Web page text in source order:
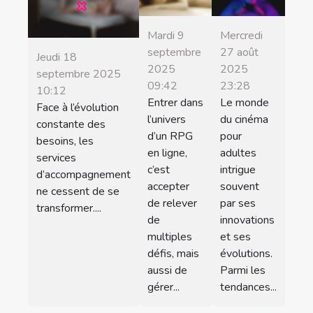
Jeudi 18
septembre 2025
10:12
Face à l’évolution
constante des
besoins, les
services
d’accompagnement
ne cessent de se
transformer....
Mardi 9
septembre
2025
09:42
Entrer dans
l’univers
d’un RPG
en ligne,
c’est
accepter
de relever
de
multiples
défis, mais
aussi de
gérer...
Mercredi
27 août
2025
23:28
Le monde
du cinéma
pour
adultes
intrigue
souvent
par ses
innovations
et ses
évolutions.
Parmi les
tendances...